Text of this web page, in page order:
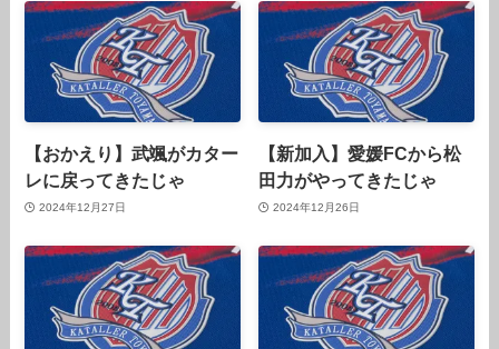
【おかえり】武颯がカター
レに戻ってきたじゃ
2024年12月27日
【新加入】愛媛FCから松
田力がやってきたじゃ
2024年12月26日